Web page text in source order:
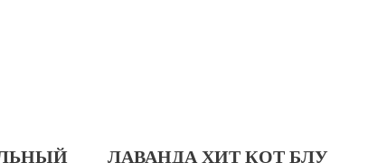
ЛАВАНДА ХИТ КОТ БЛУ